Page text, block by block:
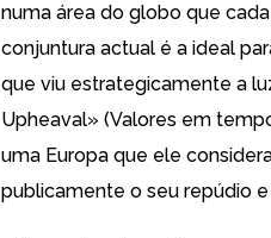
numa área do globo que
conjuntura actual é a ideal
que viu estrategicamente a
Upheaval» (Valores em
uma Europa que ele
publicamente o seu repúdio